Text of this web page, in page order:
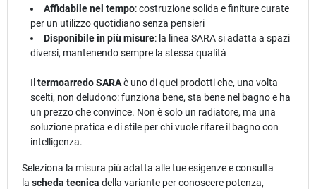
Affidabile nel tempo: costruzione solida e finiture curate
per un utilizzo quotidiano senza pensieri
Disponibile in più misure: la linea SARA si adatta a spazi
diversi, mantenendo sempre la stessa qualità
Il termoarredo SARAè uno di quei prodotti che, una volta
scelti, non deludono: funziona bene, sta bene nel bagno e ha
un prezzo che convince. Non è solo un radiatore, ma una
soluzione pratica e di stile per chi vuole rifare il bagno con
intelligenza.
Seleziona la misura più adatta alle tue esigenze e consulta
la scheda tecnica della variante per conoscere potenza,